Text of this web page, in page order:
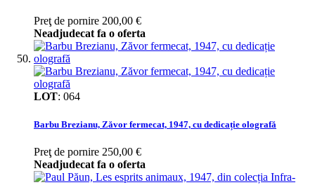
Preţ de pornire 200,00 €
Neadjudecat fa o oferta
LOT: 064
Barbu Brezianu, Zăvor fermecat, 1947, cu dedicație olografă
Preţ de pornire 250,00 €
Neadjudecat fa o oferta